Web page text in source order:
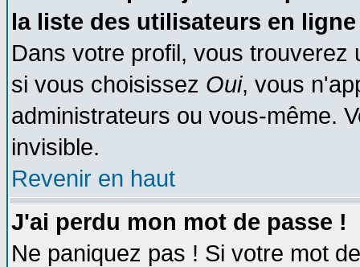
la liste des utilisateurs en
Dans votre profil, vous trouverez
si vous choisissez Oui, vous
administrateurs ou vous-même.
invisible.
Revenir en haut
J'ai perdu mon mot de passe !
Ne paniquez pas ! Si votre mot